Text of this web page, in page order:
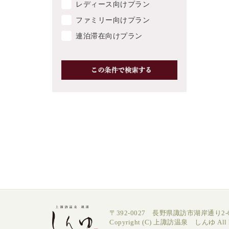
レディース向けプラン
ファミリー向けプラン
連泊滞在向けプラン
〒392-0027 長野県諏訪市湖岸通り2-
Copyright (C) 上諏訪温泉 しんゆ All